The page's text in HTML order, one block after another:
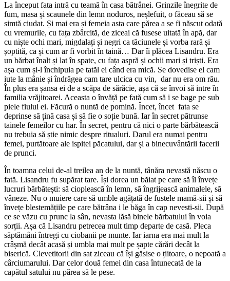
La început fata intră cu teamă în casa bătrânei. Grinzile înegrite de
fum, masa și scaunele din lemn noduros, neșlefuit, o făceau să se
simtă ciudat. Și mai era și femeia asta care părea a se fi născut odată
cu vremurile, cu fața zbârcită, de ziceai că fusese uitată în apă, dar
cu niște ochi mari, migdalați și negri ca tăciunele și vorba rară și
șoptită, ca și cum ar fi vorbit în taină… Dar îi plăcea Lisandru. Era
un bărbat înalt și lat în spate, cu fața aspră și ochii mari și triști. Era
așa cum și-l închipuia pe tatăl ei când era mică. Se dovedise el cam
iute la mânie și îndrăgea cam tare ulcica cu vin, dar nu era om rău.
În plus era șansa ei de a scăpa de sărăcie, așa că se învoi să intre în
familia vrăjitoarei. Aceasta o învăță pe fată cum să i se bage pe sub
piele fiului ei. Făcură o nuntă de pomină. Încet, încet fata se
deprinse să țină casa și să fie o soție bună. Iar în secret pătrunse
tainele femeilor cu har. În secret, pentru că nici o parte bărbătească
nu trebuia să știe nimic despre ritualuri. Darul era numai pentru
femei, purtătoare ale ispitei păcatului, dar și a binecuvântării facerii
de prunci.
În toamna celui de-al treilea an de la nuntă, tânăra nevastă născu o
fată. Lisandru fu supărat tare. Își dorea un băiat pe care să îl învețe
lucruri bărbătești: să cioplească în lemn, să îngrijească animalele, să
vâneze. Nu o muiere care să umble agățată de fustele mamă-sii și să
învețe blestemățiile pe care bătrâna i le băga în cap nevesti-sii. După
ce se văzu cu prunc la sân, nevasta lăsă binele bărbatului în voia
sorții. Așa că Lisandru petrecea mult timp departe de casă. Pleca
săptămâni întregi cu ciobanii pe munte. Iar iarna era mai mult la
crâșmă decât acasă și umbla mai mult pe șapte cărări decât la
biserică. Clevetitorii din sat ziceau că își găsise o țiitoare, o nepoată a
cârciumarului. Dar celor două femei din casa întunecată de la
capătul satului nu părea să le pese.